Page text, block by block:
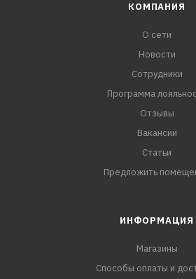
КОМПАНИЯ
О сети
Новости
Сотрудники
Программа
Отзывы
Вакансии
Статьи
Предложить
ИНФОРМАЦИЯ
Магазины
Способы оплаты и